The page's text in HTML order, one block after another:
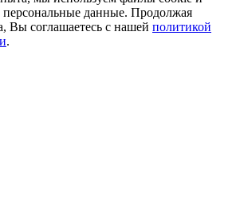
данные. Продолжая
Вы соглашаетесь с нашей политикой
.